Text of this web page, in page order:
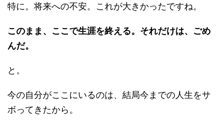
特に。将来への不安。これが大きかったですね。
このまま、ここで生涯を終える。それだけは、ごめ
んだ。
と。
今の自分がここにいるのは、結局今までの人生をサ
ボってきたから。